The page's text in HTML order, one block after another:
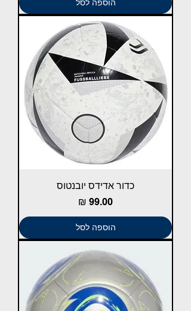
הוספה לסל
כדור אדידס יובנטוס
מחיר
הוספה לסל